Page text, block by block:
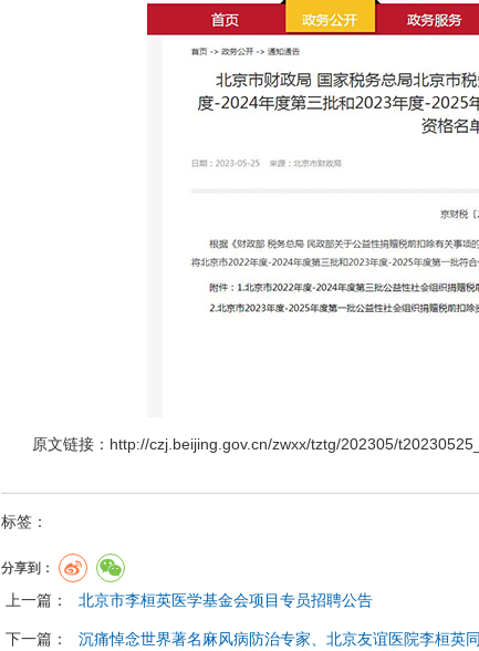
原文链接： http://czj.beijing.gov.cn/zwxx/tztg/202305/
标签：
分享到：
上一篇： 北京市李桓英医学基金会项目专员招聘公告
下一篇： 沉痛悼念世界著名麻风病防治专家、北京友谊医院李桓英